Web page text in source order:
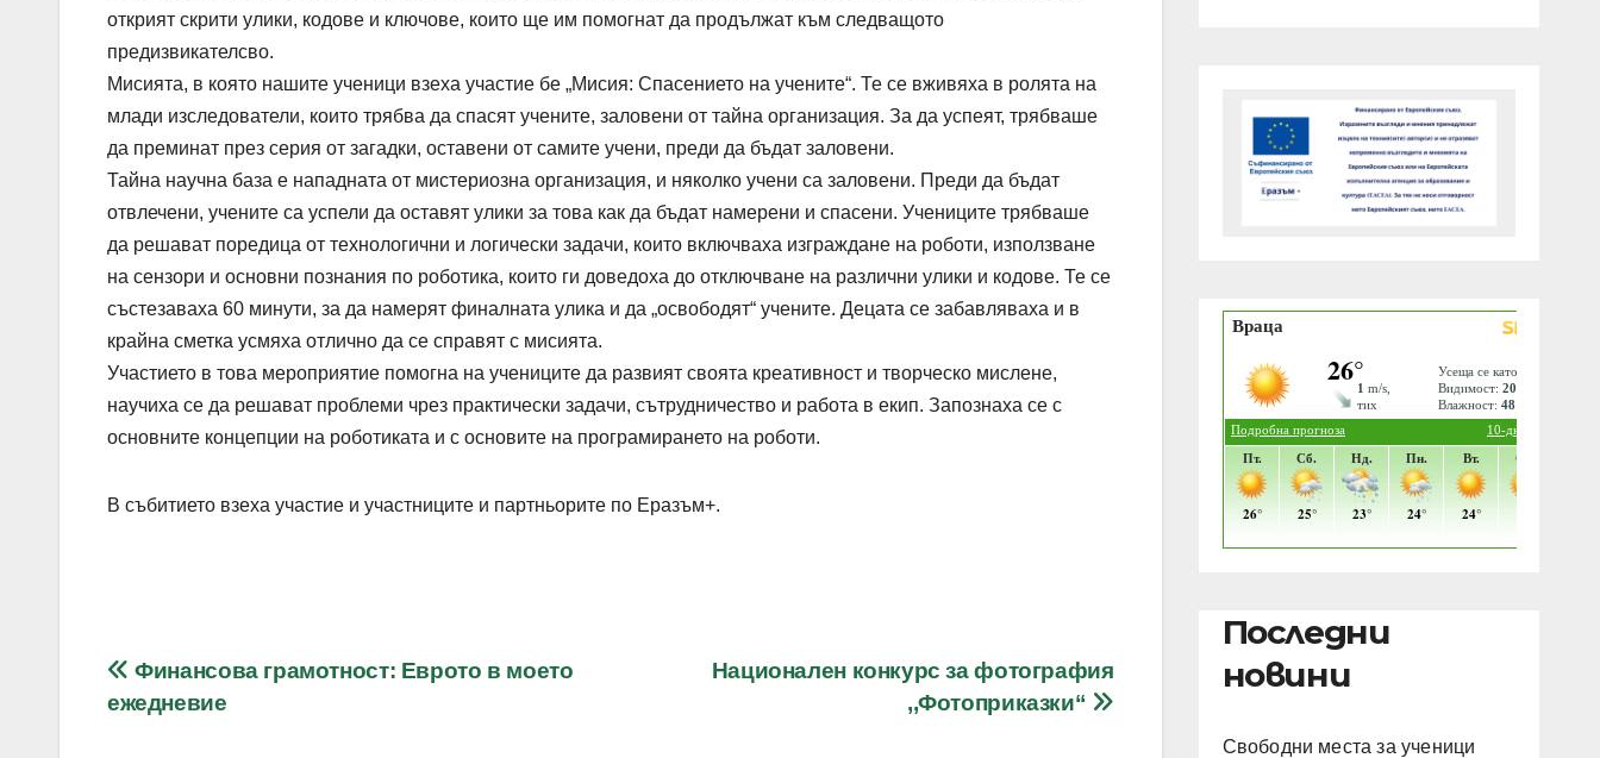
открият скрити улики, кодове и ключове, които ще им помогнат да продължат към следващото
предизвикателсво.
Мисията, в която нашите ученици взеха участие бе „Мисия: Спасението на учените“. Те се вживяха в ролята на
млади изследователи, които трябва да спасят учените, заловени от тайна организация. За да успеят, трябваше
да преминат през серия от загадки, оставени от самите учени, преди да бъдат заловени.
Тайна научна база е нападната от мистериозна организация, и няколко учени са заловени. Преди да бъдат
отвлечени, учените са успели да оставят улики за това как да бъдат намерени и спасени. Учениците трябваше
да решават поредица от технологични и логически задачи, които включваха изграждане на роботи, използване
на сензори и основни познания по роботика, които ги доведоха до отключване на различни улики и кодове. Те се
състезаваха 60 минути, за да намерят финалната улика и да „освободят“ учените. Децата се забавляваха и в
крайна сметка усмяха отлично да се справят с мисията.
Участието в това мероприятие помогна на учениците да развият своята креативност и творческо мислене,
научиха се да решават проблеми чрез практически задачи, сътрудничество и работа в екип. Запознаха се с
основните концепции на роботиката и с основите на програмирането на роботи.
В събитието взеха участие и участниците и партньорите по Еразъм+.
Навигация
Национален конкурс за фотография
,,Фотоприказки“
Финансова грамотност: Еврото в моето
ежедневие
Последни
новини
Свободни места за ученици